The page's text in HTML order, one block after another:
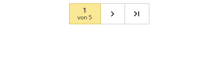
1
von5